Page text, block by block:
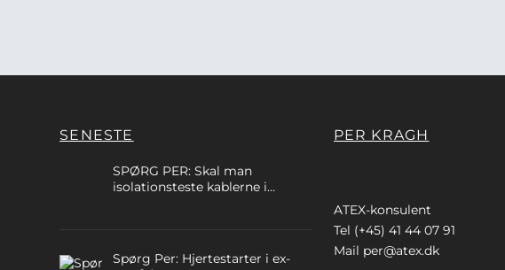
SENESTE
SPØRG PER: Skal man
isolationsteste kablerne i
Spørg Per: Hjertestarter i ex-
PER KRAGH
ATEX-konsulent
Tel (+45) 41 44 07 91
Mail per@atex.dk